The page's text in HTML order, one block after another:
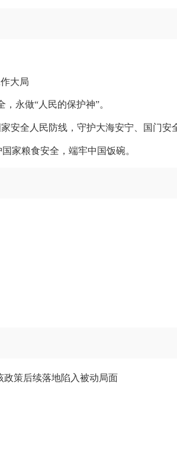
大局
永做“人民的保护神”。
安全人民防线，守护大海安宁、国门安
家粮食安全，端牢中国饭碗。
政策后续落地陷入被动局面